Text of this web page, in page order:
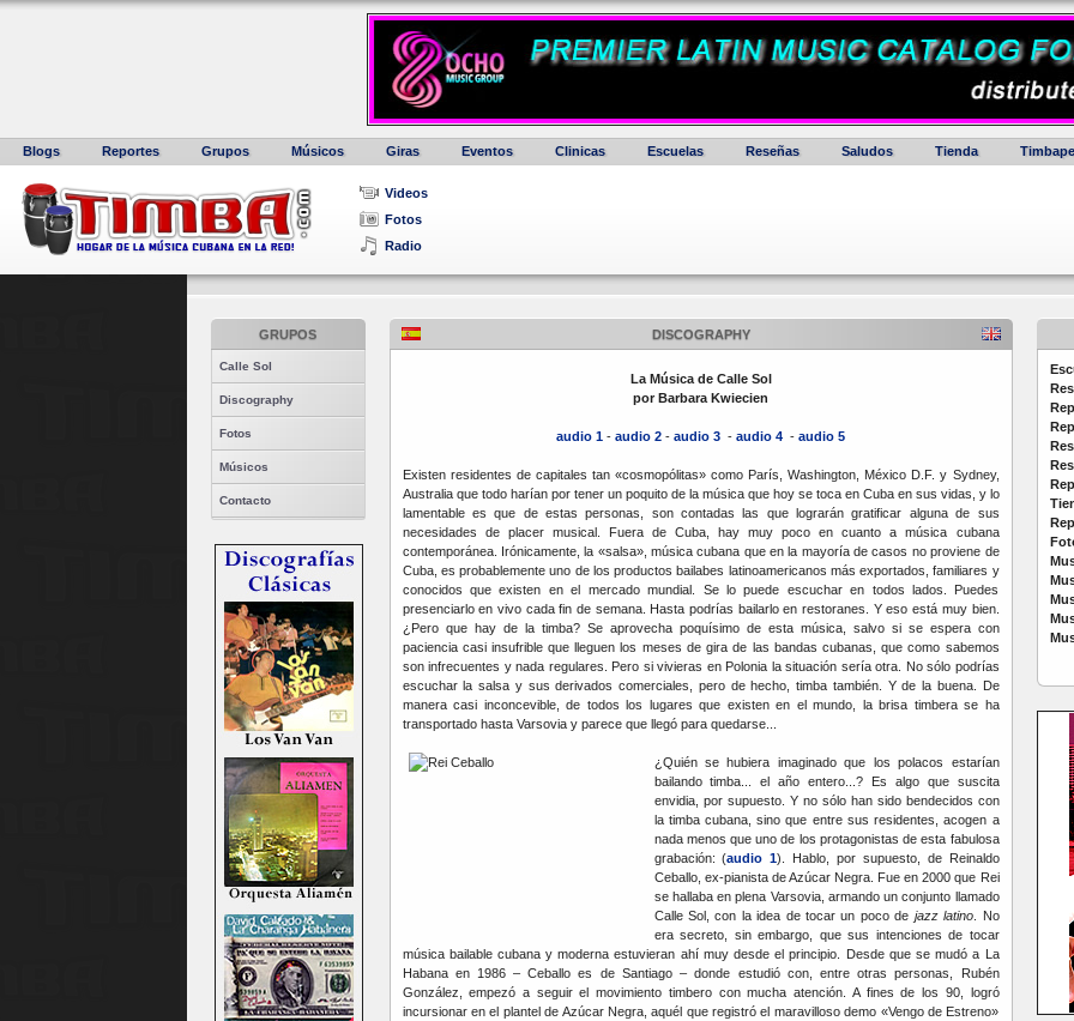
Blogs Reportes Grupos Músicos Giras Eventos Clinicas Escuelas Reseñas Saludos Tienda
Videos
Fotos
Radio
GRUPOS
Calle Sol
Discography
Fotos
Músicos
Contacto
DISCOGRAPHY
La Música de Calle Sol
por Barbara Kwiecien
audio 1 - audio 2 - audio 3 - audio 4 - audio 5
Existen residentes de capitales tan «cosmopólitas» como París, Washington, México D.F. y Sydney,
Australia que todo harían por tener un poquito de la música que hoy se toca en Cuba en sus vidas, y lo
lamentable es que de estas personas, son contadas las que lograrán gratificar alguna de sus
necesidades de placer musical. Fuera de Cuba, hay muy poco en cuanto a música cubana
contemporánea. Irónicamente, la «salsa», música cubana que en la mayoría de casos no proviene de
Cuba, es probablemente uno de los productos bailabes latinoamericanos más exportados, familiares y
conocidos que existen en el mercado mundial. Se lo puede escuchar en todos lados. Puedes
presenciarlo en vivo cada fin de semana. Hasta podrías bailarlo en restoranes. Y eso está muy bien.
¿Pero que hay de la timba? Se aprovecha poquísimo de esta música, salvo si se espera con
paciencia casi insufrible que lleguen los meses de gira de las bandas cubanas, que como sabemos
son infrecuentes y nada regulares. Pero si vivieras en Polonia la situación sería otra. No sólo podrías
escuchar la salsa y sus derivados comerciales, pero de hecho, timba también. Y de la buena. De
manera casi inconcevible, de todos los lugares que existen en el mundo, la brisa timbera se ha
transportado hasta Varsovia y parece que llegó para quedarse...
¿Quién se hubiera imaginado que los polacos estarían
bailando timba... el año entero...? Es algo que suscita
envidia, por supuesto. Y no sólo han sido bendecidos con
la timba cubana, sino que entre sus residentes, acogen a
nada menos que uno de los protagonistas de esta fabulosa
grabación: (audio 1). Hablo, por supuesto, de Reinaldo
Ceballo, ex-pianista de Azúcar Negra. Fue en 2000 que Rei
se hallaba en plena Varsovia, armando un conjunto llamado
Calle Sol, con la idea de tocar un poco de jazz latino . No
era secreto, sin embargo, que sus intenciones de tocar
música bailable cubana y moderna estuvieran ahí muy desde el principio. Desde que se mudó a La
Habana en 1986 – Ceballo es de Santiago – donde estudió con, entre otras personas, Rubén
González, empezó a seguir el movimiento timbero con mucha atención. A fines de los 90, logró
incursionar en el plantel de Azúcar Negra, aquél que registró el maravilloso demo «Vengo de Estreno»